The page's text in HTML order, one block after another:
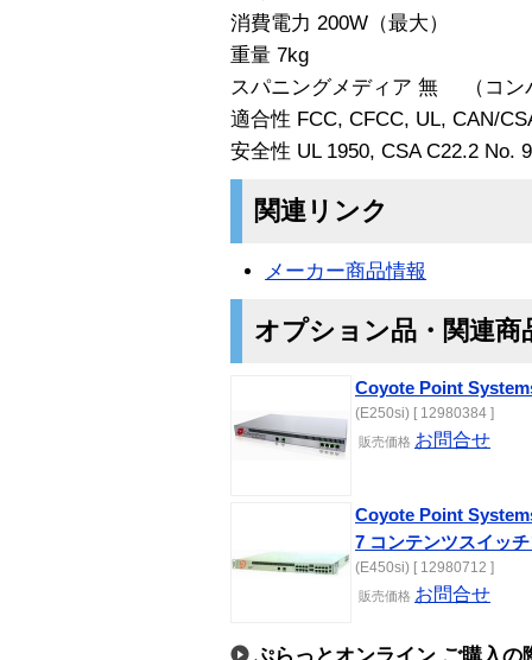
消費電力 200W（最大）
重量 7kg
スパニングメディア 無 （コン
適合性 FCC, CFCC, UL, CAN/
安全性 UL 1950, CSA C22.2 No.
関連リンク
メーカー商品情報
オプション品・関連商
Coyote Point
(E250si) [ 12980384 ]
販売価格 お問合せ
Coyote Point
7 コンテンツスイッ
(E450si) [ 12980712 ]
販売価格 お問合せ